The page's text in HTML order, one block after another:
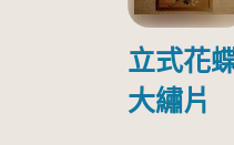
立式花
大繡片